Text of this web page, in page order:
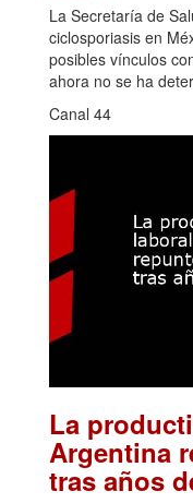
La Secretaría de
ciclosporiasis en
posibles vínculos
ahora no se ha
Canal 44
La
Argentina
tras años